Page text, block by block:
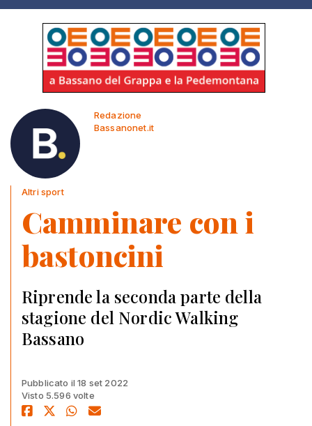
Redazione
Bassanonet.it
Altri sport
Camminare con i
bastoncini
Riprende la seconda parte della
stagione del Nordic Walking
Bassano
Pubblicato il 18 set 2022
Visto 5.596 volte